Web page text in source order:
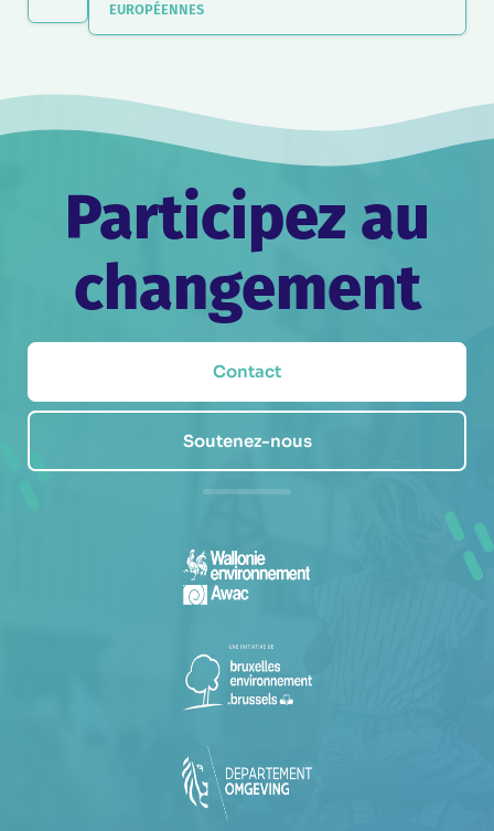
EUROPÉENNES
Participez au
changement
Contact
Soutenez-nous